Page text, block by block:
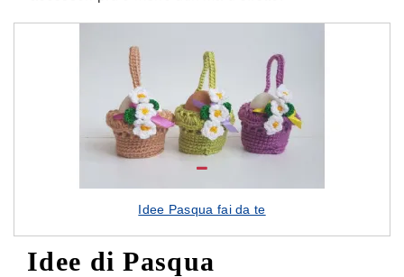
Idee Pasqua fai da te
Idee di Pasqua